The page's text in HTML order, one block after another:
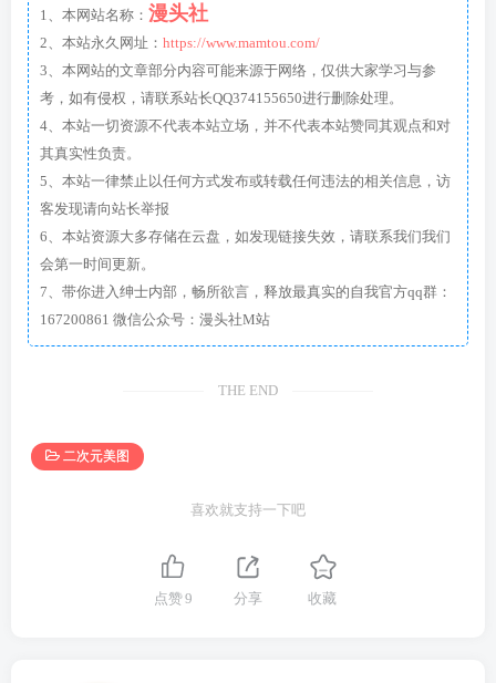
1、本网站名称： 漫头社
2、本站永久网址： https://www.mamtou.com/
3、本网站的文章部分内容可能来源于网络，仅供大家学习与参
考，如有侵权，请联系站长QQ374155650进行删除处理。
4、本站一切资源不代表本站立场，并不代表本站赞同其观点和对
其真实性负责。
5、本站一律禁止以任何方式发布或转载任何违法的相关信息，访
客发现请向站长举报
6、本站资源大多存储在云盘，如发现链接失效，请联系我们我们
会第一时间更新。
7、带你进入绅士内部，畅所欲言，释放最真实的自我官方qq群：
167200861 微信公众号：漫头社M站
THE END
二次元美图
喜欢就支持一下吧
点赞9 分享 收藏